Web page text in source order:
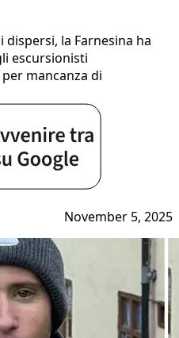
la Farnesina ha
escursionisti
mancanza di
November 5, 2025